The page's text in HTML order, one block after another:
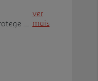
a
da
ver
mais